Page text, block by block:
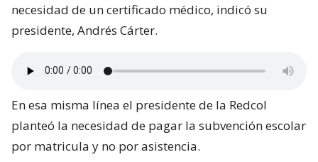
necesidad de un certificado médico, indicó su
presidente, Andrés Cárter.
En esa misma línea el presidente de la Redcol
planteó la necesidad de pagar la subvención escolar
por matricula y no por asistencia.